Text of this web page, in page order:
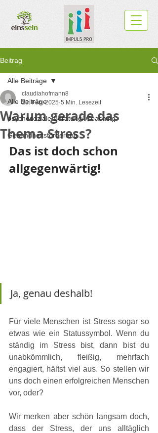
Beitrag
Alle Beiträge
psychosoziale Beratung/ Coaching
Gesundheitsförderung
Alle Beiträge
Warum gerade das
Thema Stress?
claudiahofmann8
23. Feb. 2025 5 Min. Lesezeit
Das ist doch schon
allgegenwärtig!
Ja, genau deshalb!
Für viele Menschen ist Stress sogar so
etwas wie ein Statussymbol. Wenn du
ständig im Stress bist, dann bist du
unabkömmlich, fleißig, mehrfach
engagiert, hältst viel aus. So stellen wir
uns doch einen erfolgreichen Menschen
vor, oder?
Wir merken aber schön langsam doch,
dass der Stress, der uns alltäglich